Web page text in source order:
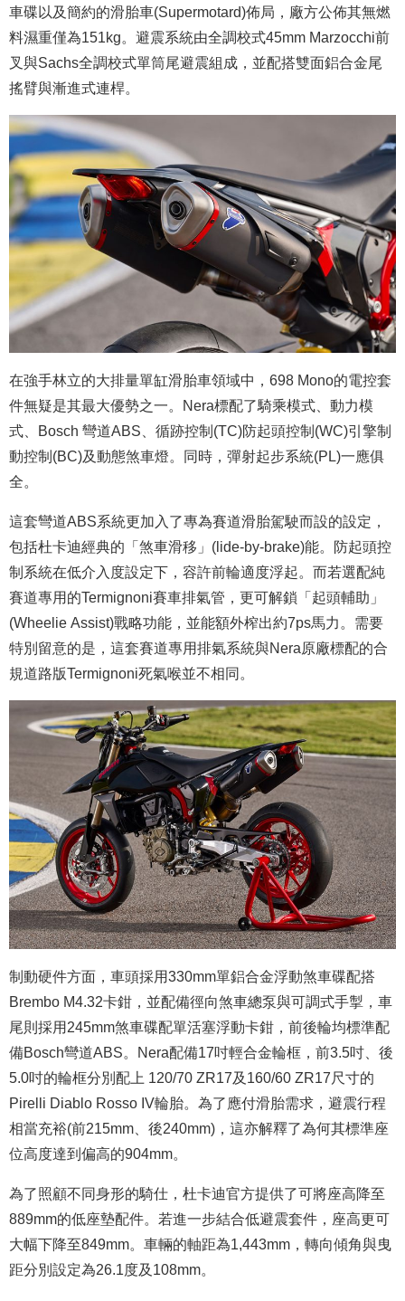
車碟以及簡約的滑胎車(Supermotard)佈局，廠方公佈其無燃
料濕重僅為151kg。避震系統由全調校式45mm Marzocchi前
叉與Sachs全調校式單筒尾避震組成，並配搭雙面鋁合金尾
搖臂與漸進式連桿。
在強手林立的大排量單缸滑胎車領域中，698 Mono的電控套
件無疑是其最大優勢之一。Nera標配了騎乘模式、動力模
式、Bosch 彎道ABS、循跡控制(TC)防起頭控制(WC)引擎制
動控制(BC)及動態煞車燈。同時，彈射起步系統(PL)一應俱
全。
這套彎道ABS系統更加入了專為賽道滑胎駕駛而設的設定，
包括杜卡迪經典的「煞車滑移」(lide-by-brake)能。防起頭控
制系統在低介入度設定下，容許前輪適度浮起。而若選配純
賽道專用的Termignoni賽車排氣管，更可解鎖「起頭輔助」
(Wheelie Assist)戰略功能，並能額外榨出約7ps馬力。需要
特別留意的是，這套賽道專用排氣系統與Nera原廠標配的合
規道路版Termignoni死氣喉並不相同。
制動硬件方面，車頭採用330mm單鋁合金浮動煞車碟配搭
Brembo M4.32卡鉗，並配備徑向煞車總泵與可調式手掣，車
尾則採用245mm煞車碟配單活塞浮動卡鉗，前後輪均標準配
備Bosch彎道ABS。Nera配備17吋輕合金輪框，前3.5吋、後
5.0吋的輪框分別配上 120/70 ZR17及160/60 ZR17尺寸的
Pirelli Diablo Rosso IV輪胎。為了應付滑胎需求，避震行程
相當充裕(前215mm、後240mm)，這亦解釋了為何其標準座
位高度達到偏高的904mm。
為了照顧不同身形的騎仕，杜卡迪官方提供了可將座高降至
889mm的低座墊配件。若進一步結合低避震套件，座高更可
大幅下降至849mm。車輛的軸距為1,443mm，轉向傾角與曳
距分別設定為26.1度及108mm。